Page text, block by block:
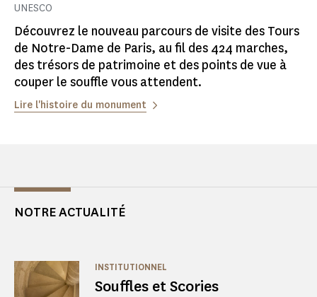
UNESCO
Découvrez le nouveau parcours de visite des Tours
de Notre-Dame de Paris, au fil des 424 marches,
des trésors de patrimoine et des points de vue à
couper le souffle vous attendent.
Lire l'histoire du monument
NOTRE ACTUALITÉ
Souffles et Scories
INSTITUTIONNEL